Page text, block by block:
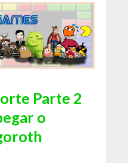
Parte 2
o